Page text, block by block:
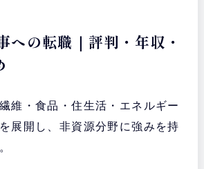
への転職｜評判・年収・
維・食品・住生活・エネルギー
展開し、非資源分野に強みを持